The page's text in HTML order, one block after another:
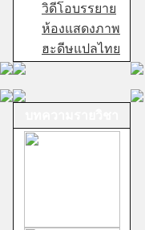
วิดีโอบรรยาย
ห้องแสดงภาพ
ฮะดีษแปลไทย